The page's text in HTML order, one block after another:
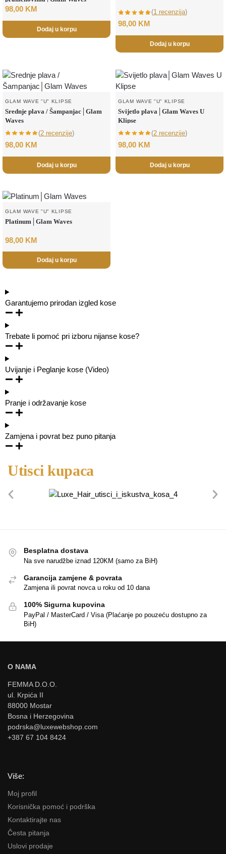
98,00 KM
Dodaj u korpu
(1 recenzija)
98,00 KM
Dodaj u korpu
GLAM WAVE "U" KLIPSE
Srednje plava / Šampanjac│Glam
Waves
(2 recenzije)
98,00 KM
Dodaj u korpu
GLAM WAVE "U" KLIPSE
Svijetlo plava│Glam Waves U
Klipse
(2 recenzije)
98,00 KM
Dodaj u korpu
GLAM WAVE "U" KLIPSE
Platinum│Glam Waves
98,00 KM
Dodaj u korpu
Garantujemo prirodan izgled kose
Trebate li pomoć pri izboru nijanse kose?
Uvijanje i Peglanje kose (Video)
Pranje i održavanje kose
Zamjena i povrat bez puno pitanja
Utisci kupaca
Besplatna dostava
Na sve narudžbe iznad 120KM (samo za BiH)
Garancija zamjene & povrata
Zamjena ili povrat novca u roku od 10 dana
100% Sigurna kupovina
PayPal / MasterCard / Visa (Plaćanje po pouzeću dostupno za
BiH)
O NAMA
FEMMA D.O.O.
ul. Krpića II
88000 Mostar
Bosna i Herzegovina
podrska@luxewebshop.com
+387 67 104 8424
Više:
Moj profil
Korisnička pomoć i podrška
Kontaktirajte nas
Česta pitanja
Uslovi prodaje